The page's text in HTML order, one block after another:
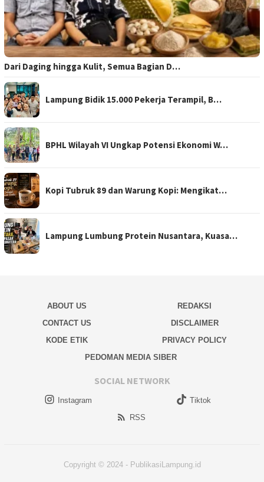
Dari Daging hingga Kulit, Semua Bagian D…
Lampung Bidik 15.000 Pekerja Terampil, B…
BPHL Wilayah VI Ungkap Potensi Ekonomi W…
Kopi Tubruk 89 dan Warung Kopi: Mengikat…
Lampung Lumbung Protein Nusantara, Kuasa…
ABOUT US
REDAKSI
CONTACT US
DISCLAIMER
KODE ETIK
PRIVACY POLICY
PEDOMAN MEDIA SIBER
SOCIAL NETWORK
Instagram
Tiktok
RSS
Copyright © 2024 - PublikasiLampung.id